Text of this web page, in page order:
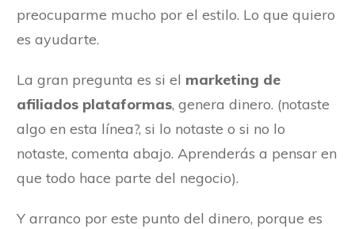
preocuparme mucho por el estilo. Lo que quiero
es ayudarte.
La gran pregunta es si el marketing de
afiliados plataformas, genera dinero. (notaste
algo en esta línea?, si lo notaste o si no lo
notaste, comenta abajo. Aprenderás a pensar en
que todo hace parte del negocio).
Y arranco por este punto del dinero, porque es